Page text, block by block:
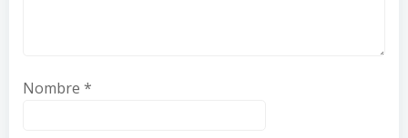
Nombre *